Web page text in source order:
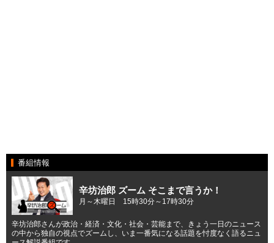
番組情報
辛坊治郎 ズーム そこまで言うか！
月～木曜日 15時30分～17時30分
辛坊治郎さんが政治・経済・文化・社会・芸能まで、きょう一日のニュース
の中から独自の視点でズームし、いま一番気になる話題を忖度なく語るニュ